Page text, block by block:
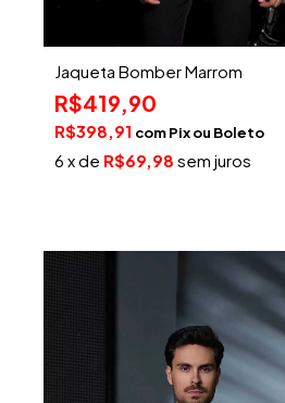
Jaqueta Bomber Marrom
R$419,90
R$398,91 comPix
6 x de R$69,98 sem juros